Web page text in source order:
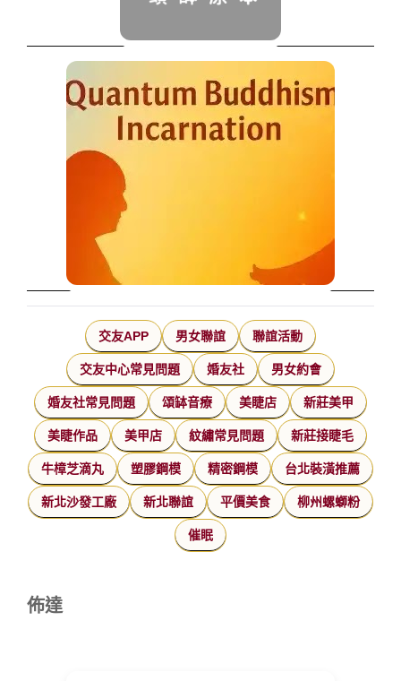
交友APP 男女聯誼 聯誼活動
交友中心常見問題 婚友社 男女約會
婚友社常見問題 頌缽音療 美睫店 新莊美甲
美睫作品 美甲店 紋繡常見問題 新莊接睫毛
牛樟芝滴丸 塑膠鋼模 精密鋼模 台北裝潢推薦
新北沙發工廠 新北聯誼 平價美食 柳州螺螄粉
催眠
佈達